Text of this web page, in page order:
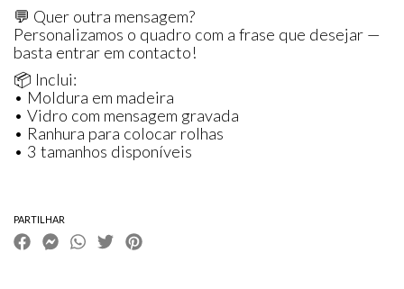
💬 Quer outra mensagem?
Personalizamos o quadro com a frase que desejar —
basta entrar em contacto!
📦 Inclui:
• Moldura em madeira
• Vidro com mensagem gravada
• Ranhura para colocar rolhas
• 3 tamanhos disponíveis
PARTILHAR